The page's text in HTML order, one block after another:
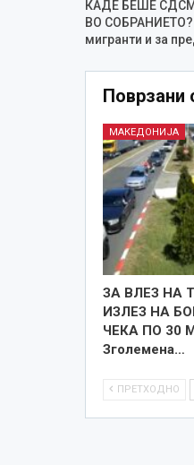
КАДЕ БЕШЕ
ВО СОБРАНИЕТО?
мигранти и за
Поврзани
МАКЕДОНИЈА
ЗА ВЛЕЗ НА
ИЗЛЕЗ НА
ЧЕКА ПО 30
Зголемена…
ПРЕТХОДНО